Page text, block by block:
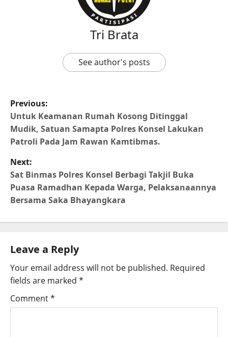
Tri Brata
See author's posts
Previous:
Untuk Keamanan Rumah Kosong Ditinggal
Mudik, Satuan Samapta Polres Konsel Lakukan
Patroli Pada Jam Rawan Kamtibmas.
Next:
Sat Binmas Polres Konsel Berbagi Takjil Buka
Puasa Ramadhan Kepada Warga, Pelaksanaannya
Bersama Saka Bhayangkara
Leave a Reply
Your email address will not be published. Required
fields are marked *
Comment*